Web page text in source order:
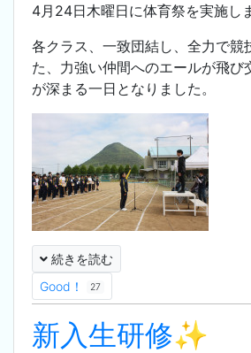
4月24日木曜日に体育祭を実施し
各クラス、一致団結し、全力で競
た、力強い仲間へのエールが飛び
が深まる一日となりました。
続きを読む
Good！
27
新入生研修✨